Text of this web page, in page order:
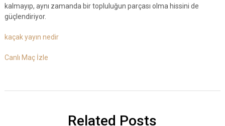
kalmayıp, aynı zamanda bir topluluğun parçası olma hissini de
güçlendiriyor.
kaçak yayın nedir
Canlı Maç İzle
Related Posts